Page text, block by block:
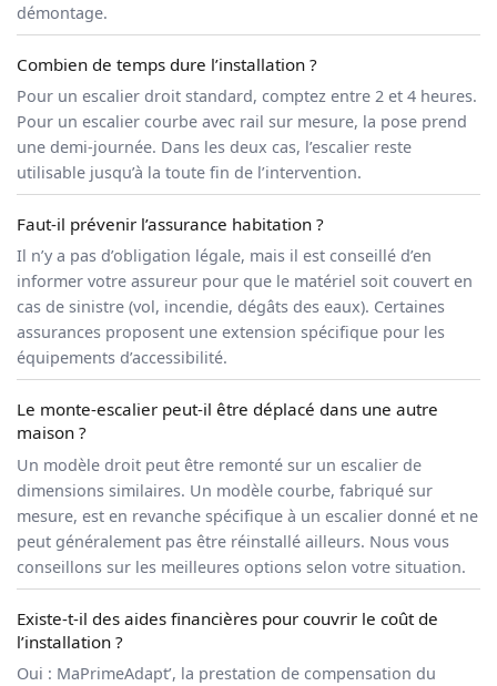
démontage.
Combien de temps dure l’installation ?
Pour un escalier droit standard, comptez entre 2 et 4 heures.
Pour un escalier courbe avec rail sur mesure, la pose prend
une demi-journée. Dans les deux cas, l’escalier reste
utilisable jusqu’à la toute fin de l’intervention.
Faut-il prévenir l’assurance habitation ?
Il n’y a pas d’obligation légale, mais il est conseillé d’en
informer votre assureur pour que le matériel soit couvert en
cas de sinistre (vol, incendie, dégâts des eaux). Certaines
assurances proposent une extension spécifique pour les
équipements d’accessibilité.
Le monte-escalier peut-il être déplacé dans une autre
maison ?
Un modèle droit peut être remonté sur un escalier de
dimensions similaires. Un modèle courbe, fabriqué sur
mesure, est en revanche spécifique à un escalier donné et ne
peut généralement pas être réinstallé ailleurs. Nous vous
conseillons sur les meilleures options selon votre situation.
Existe-t-il des aides financières pour couvrir le coût de
l’installation ?
Oui : MaPrimeAdapt’, la prestation de compensation du